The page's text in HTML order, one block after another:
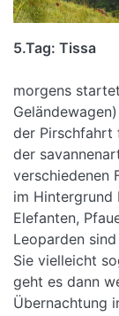
5.Tag: Tissa
morgens
der Pirschfahrt
der
verschiedenen
im Hintergrund
Elefanten,
Leoparden
Sie vielleicht
geht es dann
Übernachtung